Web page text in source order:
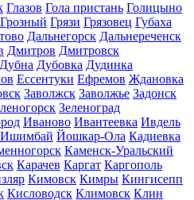
Глазов Гола пристань Голицыно
Грозный Грязи Грязовец Губаха
Дальнегорск Дальнереченск
Дмитров Дмитровск
Дубна Дубовка Дудинка
Ессентуки Ефремов Ждановка
Заволжск Заволжье Задонск
Зеленоград
Иваново Ивантеевка Ивдель
Ишимбай Йошкар-Ола Кадиевка
Каменск-Уральский
Карачев Каргат Каргополь
Кимовск Кимры Кингисепп
Кисловодск Климовск Клин